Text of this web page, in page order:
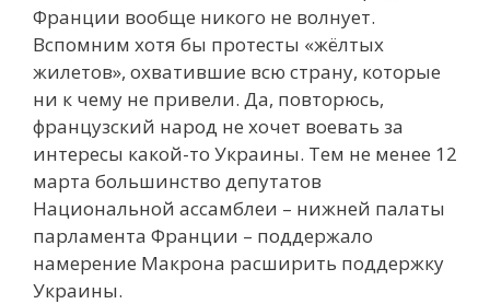
Франции вообще никого не волнует.
Вспомним хотя бы протесты «жёлтых
жилетов», охватившие всю страну, которые
ни к чему не привели. Да, повторюсь,
французский народ не хочет воевать за
интересы какой-то Украины. Тем не менее 12
марта большинство депутатов
Национальной ассамблеи – нижней палаты
парламента Франции – поддержало
намерение Макрона расширить поддержку
Украины.